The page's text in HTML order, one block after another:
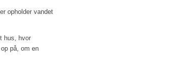
opholder vandet
hus, hvor
på, om en